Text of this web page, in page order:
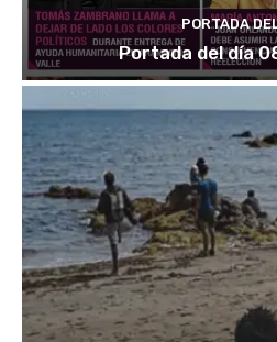
PORTADA
Portada del día